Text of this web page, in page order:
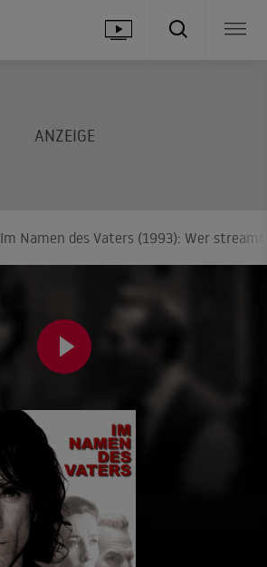
Im Namen des Vaters (1993): Wer